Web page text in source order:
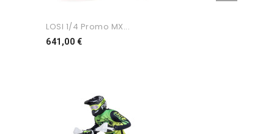
LOSI 1/4 Promo MX...
641,00 €Preço